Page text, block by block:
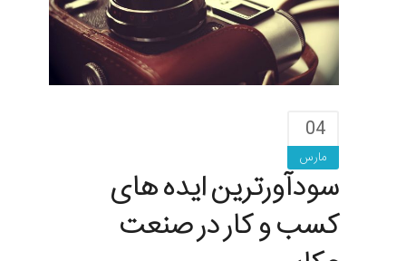
04
مارس
سودآورترین ایده های
کسب و کار در صنعت